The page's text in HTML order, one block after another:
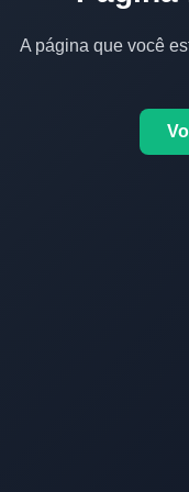
A página que você